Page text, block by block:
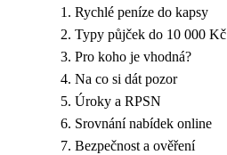
Rychlé peníze do kapsy
Typy půjček do 10 000 Kč
Pro koho je vhodná?
Na co si dát pozor
Úroky a RPSN
Srovnání nabídek online
Bezpečnost a ověření